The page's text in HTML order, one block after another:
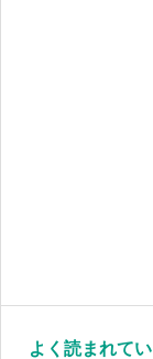
よく読まれて